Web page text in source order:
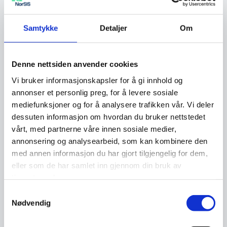
Samtykke Detaljer Om
Denne nettsiden anvender cookies
Vi bruker informasjonskapsler for å gi innhold og
annonser et personlig preg, for å levere sosiale
mediefunksjoner og for å analysere trafikken vår. Vi deler
dessuten informasjon om hvordan du bruker nettstedet
vårt, med partnerne våre innen sosiale medier,
annonsering og analysearbeid, som kan kombinere den
med annen informasjon du har gjort tilgjengelig for dem,
eller som de har samlet inn gjennom din bruk av
Nødvendig
sidene, sier faglig leder i NorSIS, Karoline
Tømte.